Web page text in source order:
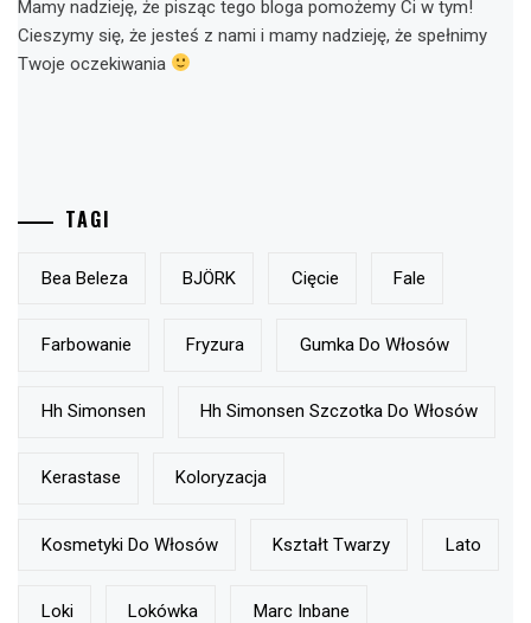
Mamy nadzieję, że pisząc tego bloga pomożemy Ci w tym!
Cieszymy się, że jesteś z nami i mamy nadzieję, że spełnimy
Twoje oczekiwania
TAGI
Bea Beleza BJÖRK Cięcie Fale
Farbowanie Fryzura Gumka Do Włosów
Hh Simonsen Hh Simonsen Szczotka Do Włosów
Kerastase Koloryzacja
Kosmetyki Do Włosów Kształt Twarzy Lato
Loki Lokówka Marc Inbane